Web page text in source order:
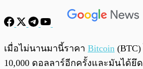
เมื่อไม่นานมานี้ราคา Bitcoin
10,000 ดอลลาร์อีกครั้งและมันได้ยึ